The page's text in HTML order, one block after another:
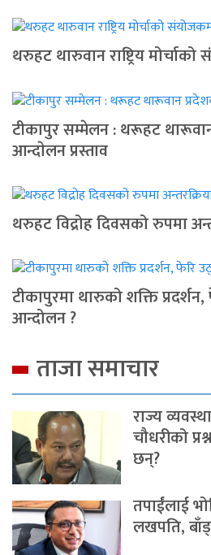
थरुहट थारुवान राष्ट्रिय
टीकापुर सम्मेलन : थरूहट
आन्दाेलन प्रस्ताव
थरुहट विद्रोह दिवसको रुपमा
टीकापुरमा थारुको शक्ति
आन्दोलन ?
ताजा समाचार
राज्य
चौधरीको
छन्?
तपाईंलाई
लखपति,